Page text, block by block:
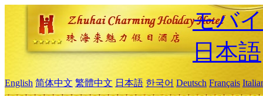
モバ
日本語
English 简体中文 繁體中文 日本語 한국어 Deutsch Français